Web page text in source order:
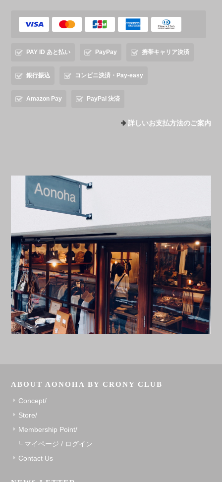
PAY ID あと払い PayPay 携帯キャリア決済
銀行振込 コンビニ決済・Pay-easy
Amazon Pay PayPal 決済
詳しいお支払方法のご案内
ABOUT AONOHA BY CRONY CLUB
Concept/
Store/
Membership Point/
マイページ / ログイン
Contact Us